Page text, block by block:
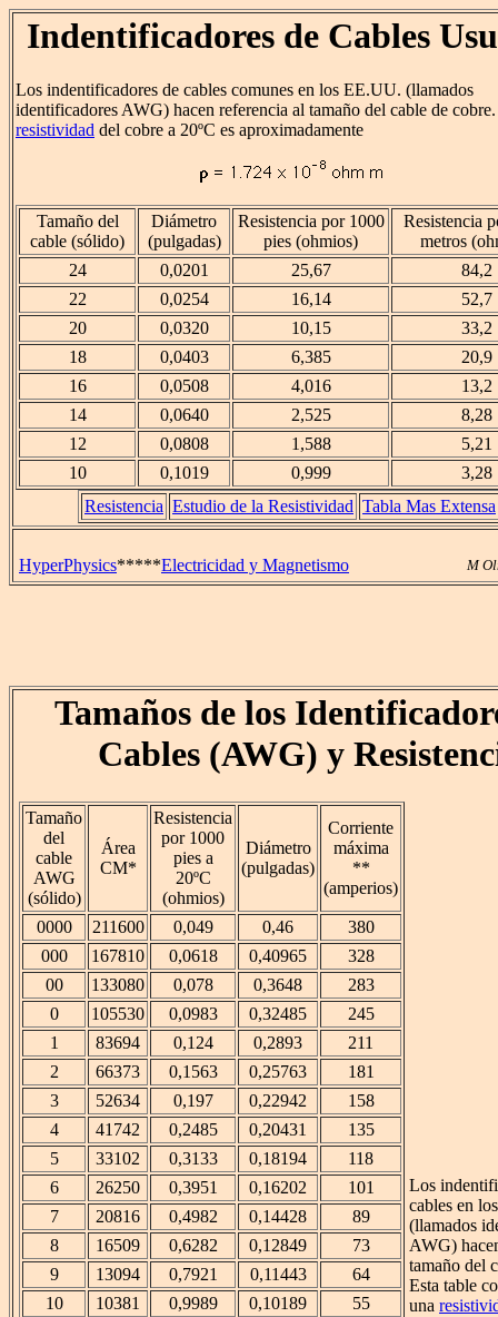
Indentificadores de Cables
Los indentificadores de cables comunes en los EE.UU. (llamados
identificadores AWG) hacen referencia al tamaño del cable de
resistividad del cobre a 20ºC es aproximadamente
Tamaño del
cable (sólido)
Diámetro
(pulgadas)
Resistencia por 1000
pies (ohmios)
Resistencia
metros
24
0,0201 25,67
84,2
22
0,0254 16,14
52,7
20
0,0320 10,15
33,2
18
0,0403 6,385
20,9
16
0,0508 4,016
13,2
14
0,0640 2,525
8,28
12
0,0808 1,588
5,21
10
0,1019 0,999
3,28
Resistencia Estudio de la Resistividad Tabla Mas Extensa
HyperPhysics*****Electricidad y Magnetismo M
Tamaños de los
Cables (AWG) y
Tamaño
del
cable
AWG
(sólido)
Área
CM*
Resistencia
por 1000
pies a
20ºC
(ohmios)
Diámetro
(pulgadas)
Corriente
máxima
**
(amperios)
0000 211600 0,049 0,46
380
000
167810 0,0618 0,40965
328
00
133080 0,078 0,3648
283
0
105530 0,0983 0,32485
245
1
83694 0,124 0,2893
211
2
66373 0,1563 0,25763
181
3
52634 0,197 0,22942
158
4
41742 0,2485 0,20431
135
5
33102 0,3133 0,18194
118
6
26250 0,3951 0,16202
101
7
20816 0,4982 0,14428
89
8
16509 0,6282 0,12849
73
9
13094 0,7921 0,11443
64
10
10381 0,9989 0,10189
55
Los
cables en
(llamados
AWG)
tamaño del
Esta table
una